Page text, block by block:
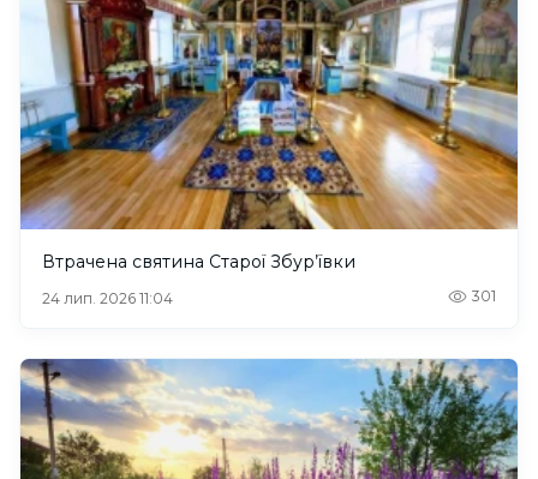
Втрачена святина Старої Збур’ївки
24 лип. 2026 11:04 301